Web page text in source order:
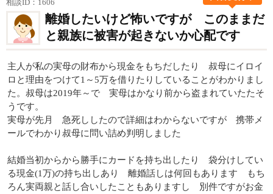
相談ID：1606
離婚したいけど怖いですが このままだ
と親族に被害が起きないか心配です
主人が私の実母の財布から現金をもちだしたり 叔母にイロイ
ロと理由をつけて1～5万を借りたりしていることがわかりまし
た。叔母は2019年～で 実母はかなり前から盗まれていたたそ
うです。
実母が先月 急死ししたので詳細はわからないですが 携帯メ
ールでわかり叔母に問い詰め判明しました
結婚当初からから勝手にカードを持ち出したり 袋分けしてい
る現金(1万)の持ち出しあり 離婚話しは何回もあります もち
ろん実両親と話し合いしたこともありますし 別件ですがお金